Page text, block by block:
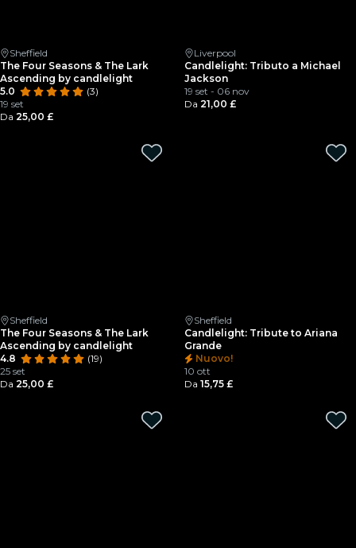
Sheffield
The Four Seasons & The Lark
Ascending by candlelight
5.0
(3)
19 set
Da 25,00 £
Liverpool
Candlelight: Tributo a Michael
Jackson
19 set - 06 nov
Da 21,00 £
Sheffield
The Four Seasons & The Lark
Ascending by candlelight
4.8
(19)
25 set
Da 25,00 £
Sheffield
Candlelight: Tribute to Ariana
Grande
Nuovo!
10 ott
Da 15,75 £